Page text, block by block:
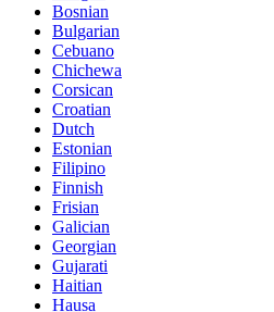
Bosnian
Bulgarian
Cebuano
Chichewa
Corsican
Croatian
Dutch
Estonian
Filipino
Finnish
Frisian
Galician
Georgian
Gujarati
Haitian
Hausa